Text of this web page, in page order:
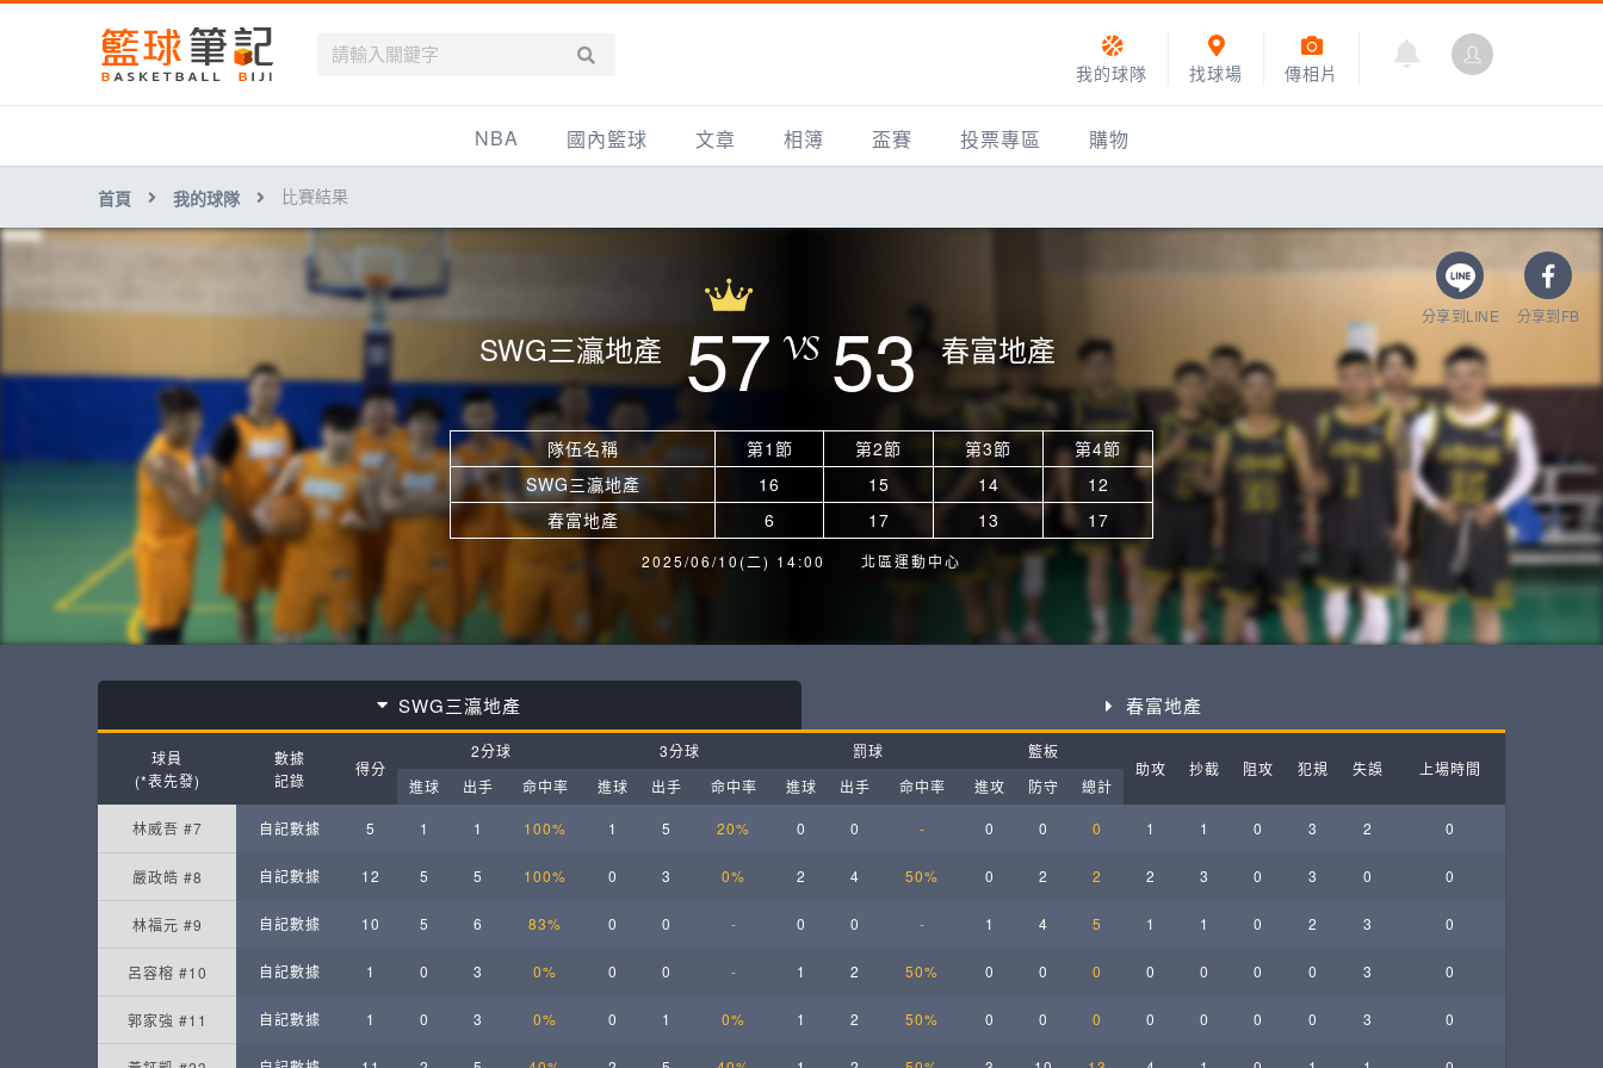
傳相片
找球場
我的球隊
NBA
新聞報導
戰績排名
球隊資訊
國內籃球
HBL
文章
產品活動
知識分享
主打專題
相簿
影片專區
盃賽
UBL
SHUBL世新籃球聯盟
SBC輔大超級盃
三重女子籃球聯盟
TBSL高中乙組小聯盟
淡水豆花聯盟
EMPOWER引爆運動訓練
月見山Max League
Rise Basketball League
ELITE週日籃球聯盟-中壢場
投票專區 購物
首頁 我的球隊 比賽結果
分享到LINE 分享到FB
SWG三灜地產 57 53 春富地產
隊伍名稱 第1節 第2節 第3節
第4節
SWG三灜地產
16 15 14
12
春富地產
6 17 13 17
2025/06/10(二) 14:00 北區運動中心
SWG三灜地產 春富地產
球員
(*表先發)
數據
記錄
得分
2分球 3分球 罰球
籃板
助攻
抄截 阻攻 犯規 失誤
上場時間
進球
出手 命中率 進球 出手 命中率 進球 出手 命中率 進攻 防守 總計
林威吾 #7 自記數據 5 1 1 100% 1 5 20% 0 0 - 0 0 0 1 1 0 3 2 0
嚴政皓 #8 自記數據 12 5 5 100% 0 3 0% 2 4 50% 0 2 2 2 3 0 3 0 0
林福元 #9 自記數據 10 5 6 83% 0 0 - 0 0 - 1 4 5 1 1 0 2 3 0
呂容榕 #10 自記數據 1 0 3 0% 0 0 - 1 2 50% 0 0 0 0 0 0 0 3 0
郭家強 #11 自記數據 1 0 3 0% 0 1 0% 1 2 50% 0 0 0 0 0 0 0 3 0